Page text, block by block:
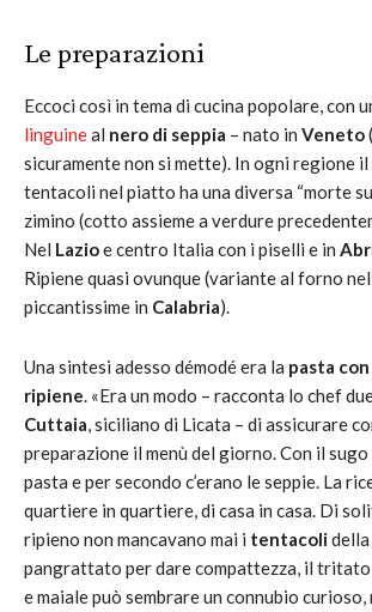
Le preparazioni
Eccoci così in tema di cucina popolare, con
linguineal nero di seppia – nato in Veneto
sicuramente non si mette). In ogni regione
tentacoli nel piatto ha una diversa “morte
zimino (cotto assieme a verdure
Nel Lazioe centro Italia con i piselli e in
Ripiene quasi ovunque (variante al forno
piccantissime in Calabria).
Una sintesi adesso démodé era la pasta
ripiene. «Era un modo – racconta lo chef
Cuttaia, siciliano di Licata – di assicurare
preparazione il menù del giorno. Con il
pasta e per secondo c’erano le seppie. La
quartiere in quartiere, di casa in casa. Di
ripieno non mancavano mai i tentacolidella
pangrattato per dare compattezza, il tritato
e maiale può sembrare un connubio curioso,